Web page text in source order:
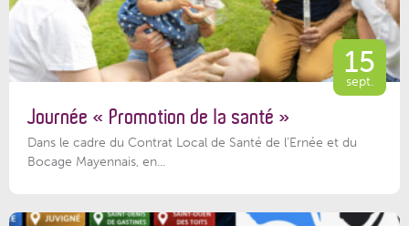
15
sept.
Journée « Promotion de la santé »
Dans le cadre du Contrat Local de Santé de l’Ernée et du
Bocage Mayennais, en...